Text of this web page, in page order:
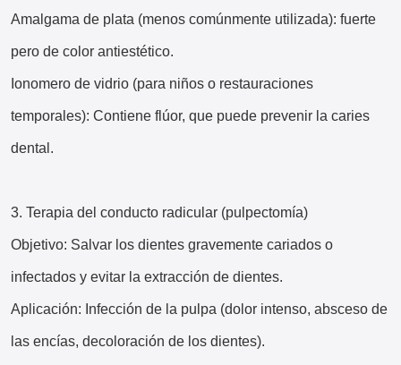
Amalgama de plata (menos comúnmente utilizada): fuerte
pero de color antiestético.
Ionomero de vidrio (para niños o restauraciones
temporales): Contiene flúor, que puede prevenir la caries
dental.
3. Terapia del conducto radicular (pulpectomía)
Objetivo: Salvar los dientes gravemente cariados o
infectados y evitar la extracción de dientes.
Aplicación: Infección de la pulpa (dolor intenso, absceso de
las encías, decoloración de los dientes).